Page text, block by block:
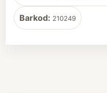
Barkod: 210249